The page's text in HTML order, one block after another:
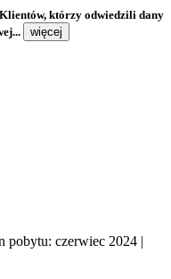
którzy odwiedzili dany
więcej
pobytu: czerwiec 2024 |